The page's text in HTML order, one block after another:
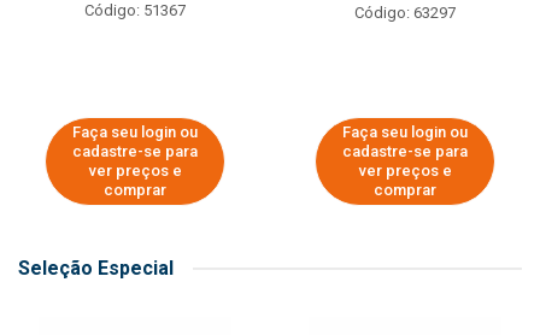
Código: 51367
Faça seu login ou
cadastre-se para
ver preços e
comprar
Código: 63297
Faça seu login ou
cadastre-se para
ver preços e
comprar
Seleção Especial